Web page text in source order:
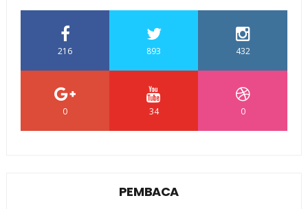
216 893 432
0 34 0
PEMBACA